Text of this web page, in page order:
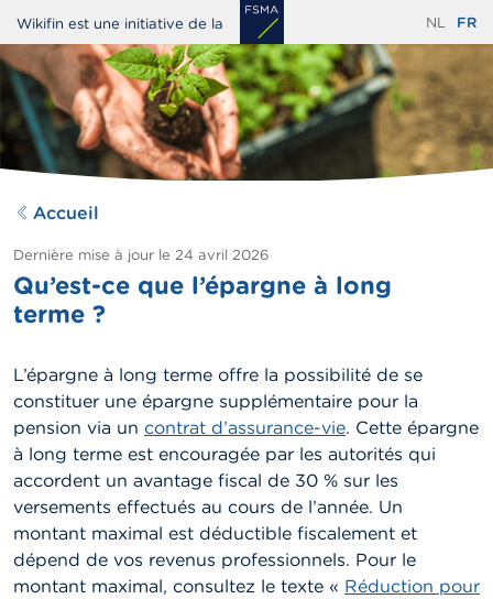
Aller
au
contenu
principal
Wikifin est une initiative de la NL FR
Accueil
Dernière mise à jour le 24 avril 2026
Qu’est-ce que l’épargne à long
terme ?
L’épargne à long terme offre la possibilité de se
constituer une épargne supplémentaire pour la
pension via un contrat d’assurance-vie. Cette épargne
à long terme est encouragée par les autorités qui
accordent un avantage fiscal de 30 % sur les
versements effectués au cours de l’année. Un
montant maximal est déductible fiscalement et
dépend de vos revenus professionnels. Pour le
montant maximal, consultez le texte « Réduction pour